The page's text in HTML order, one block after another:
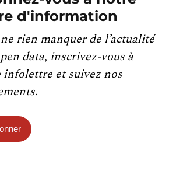
d'information
rien manquer de l’actualité
data, inscrivez-vous à
et suivez nos